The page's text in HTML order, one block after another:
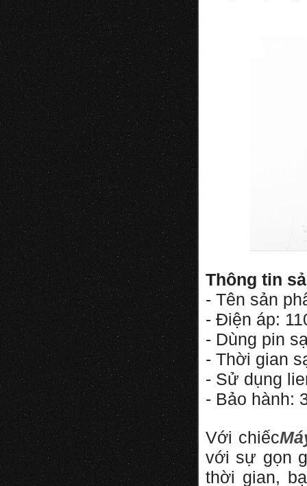
Thông tin
- Tên sản
- Điện áp:
- Dùng pin
- Thời gian
- Sử dụng
- Bảo hành:
Với chiếc
với sự gọn
thời gian,